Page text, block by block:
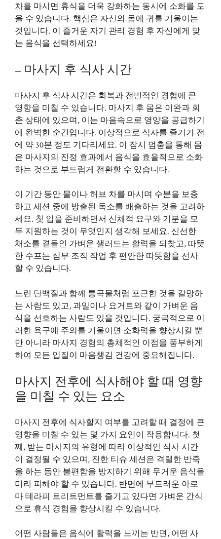
차를 마시면 휴식을 더욱 강화하는 동시에 소화를 도
울 수 있습니다. 핵심은 자신의 몸에 귀를 기울이는
것입니다. 이 즐거운 자기 관리 경험 후 자신에게 맞
는 음식을 선택하세요!
– 마사지 후 식사 시간
마사지 후 식사 시간은 회복과 전반적인 경험에 큰
영향을 미칠 수 있습니다. 마사지 후 몸은 이완과 회
춘 상태에 있으며, 이는 마음속으로 영양을 공급하기
에 완벽한 순간입니다. 이상적으로 식사를 즐기기 전
에 약 30분 정도 기다리세요. 이 잠시 멈춤을 통해 몸
은 마사지의 진정 효과에서 음식을 효율적으로 소화
하는 것으로 부드럽게 전환할 수 있습니다.
이 기간 동안 물이나 허브 차를 마시며 수분을 보충
하고 세션 중에 방출된 독소를 배출하는 것을 고려하
세요. 첫 입을 준비하면서 신체적 요구와 기분을 모
두 지원하는 것이 무엇인지 생각해 보세요. 신선한
채소를 곁들인 가벼운 샐러드는 활력을 되찾고, 따뜻
한 수프는 심부 조직 작업 후 편안한 따뜻함을 선사
할 수 있습니다.
느린 단백질과 함께 통곡물처럼 포근한 것을 갈망하
는 사람도 있고, 과일이나 요거트와 같이 가벼운 음
식을 선호하는 사람도 있을 것입니다. 궁극적으로 이
러한 욕구에 주의를 기울이면 소화력을 향상시킬 뿐
만 아니라 마사지 경험의 총체적인 이점을 풍부하게
하여 모든 입질이 마음챙김 건강에 중요해집니다.
마사지 전후에 식사해야 할 때 영향
을 미칠 수 있는 요소
마사지 전후에 식사할지 여부를 고려할 때 결정에 큰
영향을 미칠 수 있는 몇 가지 요인이 작용합니다. 첫
째, 받는 마사지의 유형에 따라 이상적인 식사 시간
이 결정될 수 있으며, 진한 티슈 세션은 격렬한 반죽
을 하는 동안 불편함을 방지하기 위해 무거운 음식을
미리 피해야 할 수 있습니다. 반면에 부드러운 아로
마 테라피 트리트먼트를 즐기고 있다면 가벼운 간식
으로 휴식 경험을 향상시킬 수 있습니다.
어떤 사람들은 음식에 활력을 느끼는 반면, 어떤 사